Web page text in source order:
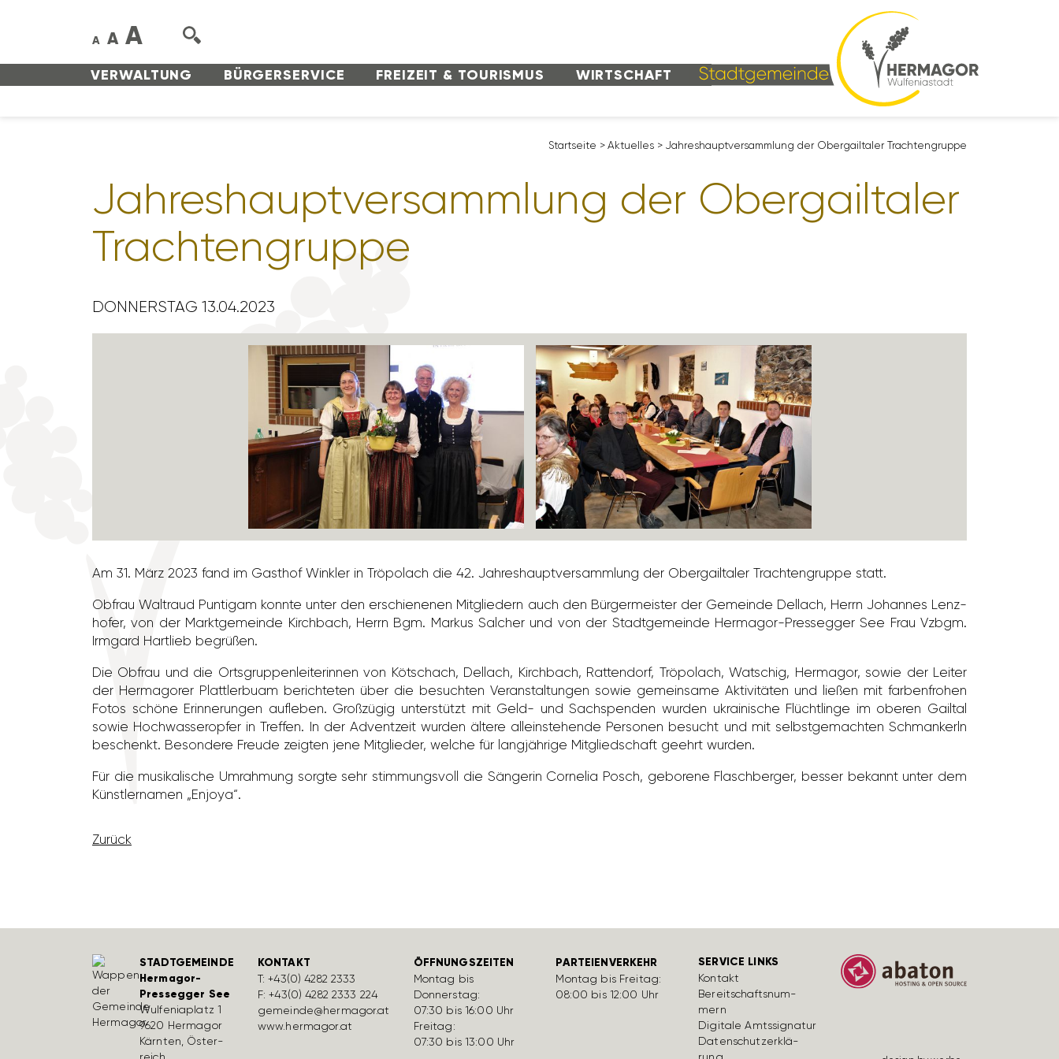
VERWAL­TUNG BÜRGER­SERVICE FREI­ZEIT & TOURISMUS WIRT­SCHAFT
A A A
Start­seite > Aktu­elles > Jahres­haupt­ver­samm­lung der Ober­gail­taler Trach­ten­gruppe
Jahres­haupt­ver­samm­lung der Ober­gail­taler
Trach­ten­gruppe
DONNERSTAG 13.04.2023
Am 31. März 2023 fand im Gasthof Winkler in Tröpo­lach die 42. Jahres­haupt­ver­samm­lung der Ober­gail­taler Trach­ten­gruppe statt.
Obfrau Waltraud Puntigam konnte unter den erschie­nenen Mitglie­dern auch den Bürger­meister der Gemeinde Dellach, Herrn Johannes Lenz­
hofer, von der Markt­ge­meinde Kirch­bach, Herrn Bgm. Markus Salcher und von der Stadt­ge­meinde Hermagor-Pres­segger See Frau Vzbgm.
Irmgard Hart­lieb begrüßen.
Die Obfrau und die Orts­grup­pen­lei­te­rinnen von Kötschach, Dellach, Kirch­bach, Ratten­dorf, Tröpo­lach, Watschig, Hermagor, sowie der Leiter
der Herma­gorer Platt­ler­buam berich­teten über die besuchten Veran­stal­tungen sowie gemein­same Akti­vi­täten und ließen mit farben­frohen
Fotos schöne Erin­ne­rungen aufleben. Groß­zügig unter­stützt mit Geld- und Sach­spenden wurden ukrai­ni­sche Flücht­linge im oberen Gailtal
sowie Hoch­was­ser­opfer in Treffen. In der Advent­zeit wurden ältere allein­ste­hende Personen besucht und mit selbst­ge­machten Schman­kerln
beschenkt. Beson­dere Freude zeigten jene Mitglieder, welche für lang­jäh­rige Mitglied­schaft geehrt wurden.
Für die musi­ka­li­sche Umrah­mung sorgte sehr stim­mungs­voll die Sängerin Cornelia Posch, gebo­rene Flasch­berger, besser bekannt unter dem
Künst­ler­namen „Enjoya“.
Zurück
STADTGEMEINDE
Hermagor-
Pressegger See
Wulfe­nia­platz 1
9620 Hermagor
Kärnten, Öster­
KONTAKT
T:+43(0) 4282 2333
F: +43(0) 4282 2333 224
gemeinde@hermagor.at
www.hermagor.at
ÖFFNUNGSZEITEN
Montag bis
Donnerstag:
07:30 bis 16:00 Uhr
Freitag:
07:30 bis 13:00 Uhr
PARTEIENVERKEHR
Montag bis Freitag:
08:00 bis 12:00 Uhr
SERVICE LINKS
Kontakt
Bereit­schafts­num­
mern
Digi­tale Amts­si­gnatur
Daten­schutz­er­klä­